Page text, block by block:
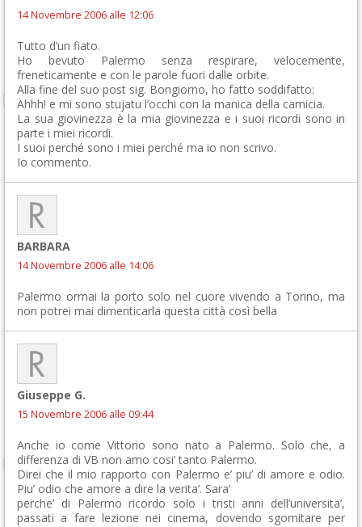
14 Novembre 2006 alle 12:06
Tutto d’un fiato.
Ho bevuto Palermo senza respirare, velocemente,
freneticamente e con le parole fuori dalle orbite.
Alla fine del suo post sig. Bongiorno, ho fatto soddifatto:
Ahhh! e mi sono stujatu l’occhi con la manica della camicia.
La sua giovinezza è la mia giovinezza e i suoi ricordi sono in
parte i miei ricordi.
I suoi perché sono i miei perché ma io non scrivo.
Io commento.
BARBARA
14 Novembre 2006 alle 14:06
Palermo ormai la porto solo nel cuore vivendo a Torino, ma
non potrei mai dimenticarla questa città così bella
Giuseppe G.
15 Novembre 2006 alle 09:44
Anche io come Vittorio sono nato a Palermo. Solo che, a
differenza di VB non amo cosi’ tanto Palermo.
Direi che il mio rapporto con Palermo e’ piu’ di amore e odio.
Piu’ odio che amore a dire la verita’. Sara’
perche’ di Palermo ricordo solo i tristi anni dell’universita’,
passati a fare lezione nei cinema, dovendo sgomitare per